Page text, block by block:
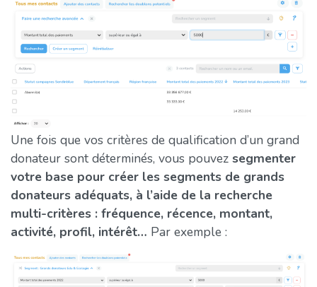
Une fois que vos critères de qualification d’un grand
donateur sont déterminés, vous pouvez segmenter
votre base pour créer les segments de grands
donateurs adéquats, à l’aide de la recherche
multi-critères : fréquence, récence, montant,
activité, profil, intérêt… Par exemple :